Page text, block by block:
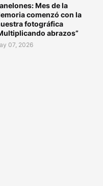
Mes de la
comenzó con la
fotográfica
abrazos”
07, 2026